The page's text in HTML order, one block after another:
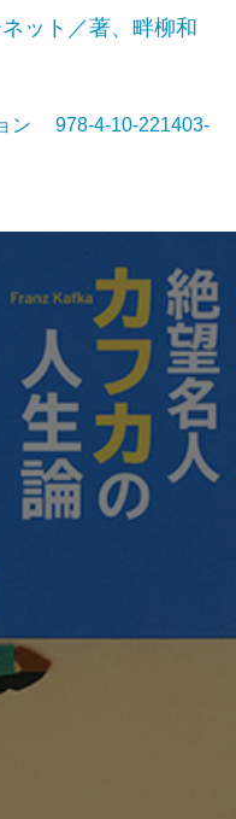
ット／著、畔柳和
ン 978-4-10-221403-